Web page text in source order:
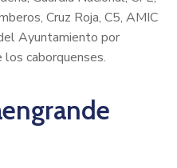
Cruz Roja, C5, AMIC
Ayuntamiento por
los caborquenses.